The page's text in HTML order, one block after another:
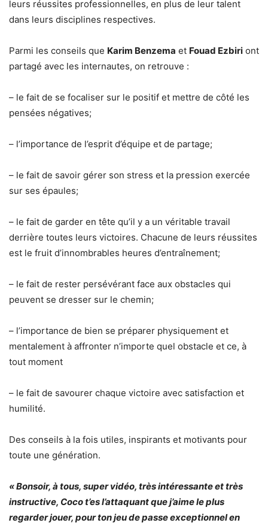
leurs réussites professionnelles, en plus de leur talent
dans leurs disciplines respectives.
Parmi les conseils que Karim Benzema et Fouad Ezbiri ont
partagé avec les internautes, on retrouve :
– le fait de se focaliser sur le positif et mettre de côté les
pensées négatives;
– l’importance de l’esprit d’équipe et de partage;
– le fait de savoir gérer son stress et la pression exercée
sur ses épaules;
– le fait de garder en tête qu’il y a un véritable travail
derrière toutes leurs victoires. Chacune de leurs réussites
est le fruit d’innombrables heures d’entraînement;
– le fait de rester persévérant face aux obstacles qui
peuvent se dresser sur le chemin;
– l’importance de bien se préparer physiquement et
mentalement à affronter n’importe quel obstacle et ce, à
tout moment
– le fait de savourer chaque victoire avec satisfaction et
humilité.
Des conseils à la fois utiles, inspirants et motivants pour
toute une génération.
« Bonsoir, à tous, super vidéo, très intéressante et très
instructive, Coco t’es l’attaquant que j’aime le plus
regarder jouer, pour ton jeu de passe exceptionnel en